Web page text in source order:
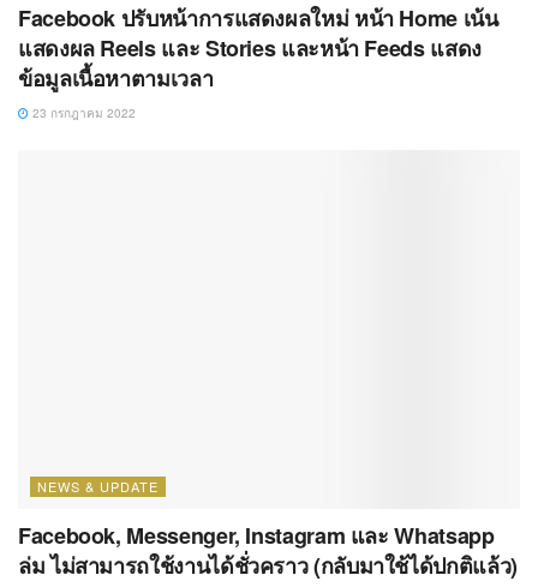
Facebook ปรับหน้าการแสดงผลใหม่ หน้า Home เน้น
แสดงผล Reels และ Stories และหน้า Feeds แสดง
ข้อมูลเนื้อหาตามเวลา
23 กรกฎาคม 2022
NEWS & UPDATE
Facebook, Messenger, Instagram และ Whatsapp
ล่ม ไม่สามารถใช้งานได้ชั่วคราว (กลับมาใช้ได้ปกติแล้ว)